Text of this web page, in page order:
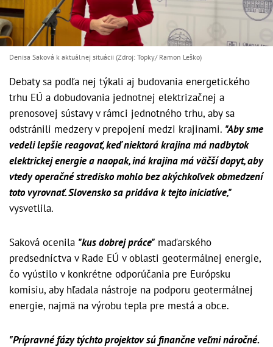
Denisa Saková k aktuálnej situácii (Zdroj: Topky/ Ramon Leško)
Debaty sa podľa nej týkali aj budovania energetického
trhu EÚ a dobudovania jednotnej elektrizačnej a
prenosovej sústavy v rámci jednotného trhu, aby sa
odstránili medzery v prepojení medzi krajinami. "Aby sme
vedeli lepšie reagovať, keď niektorá krajina má nadbytok
elektrickej energie a naopak, iná krajina má väčší dopyt, aby
vtedy operačné stredisko mohlo bez akýchkoľvek obmedzení
toto vyrovnať. Slovensko sa pridáva k tejto iniciatíve,"
vysvetlila.
Saková ocenila "kus dobrej práce" maďarského
predsedníctva v Rade EÚ v oblasti geotermálnej energie,
čo vyústilo v konkrétne odporúčania pre Európsku
komisiu, aby hľadala nástroje na podporu geotermálnej
energie, najmä na výrobu tepla pre mestá a obce.
"Prípravné fázy týchto projektov sú finančne veľmi náročné.